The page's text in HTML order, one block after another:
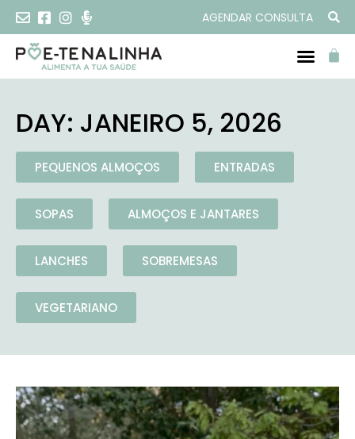
AGENDAR CONSULTA
DAY: JANEIRO 5, 2026
PEQUENOS ALMOÇOS ENTRADAS
SOPAS ALMOÇOS E JANTARES
LANCHES SOBREMESAS
VEGETARIANO